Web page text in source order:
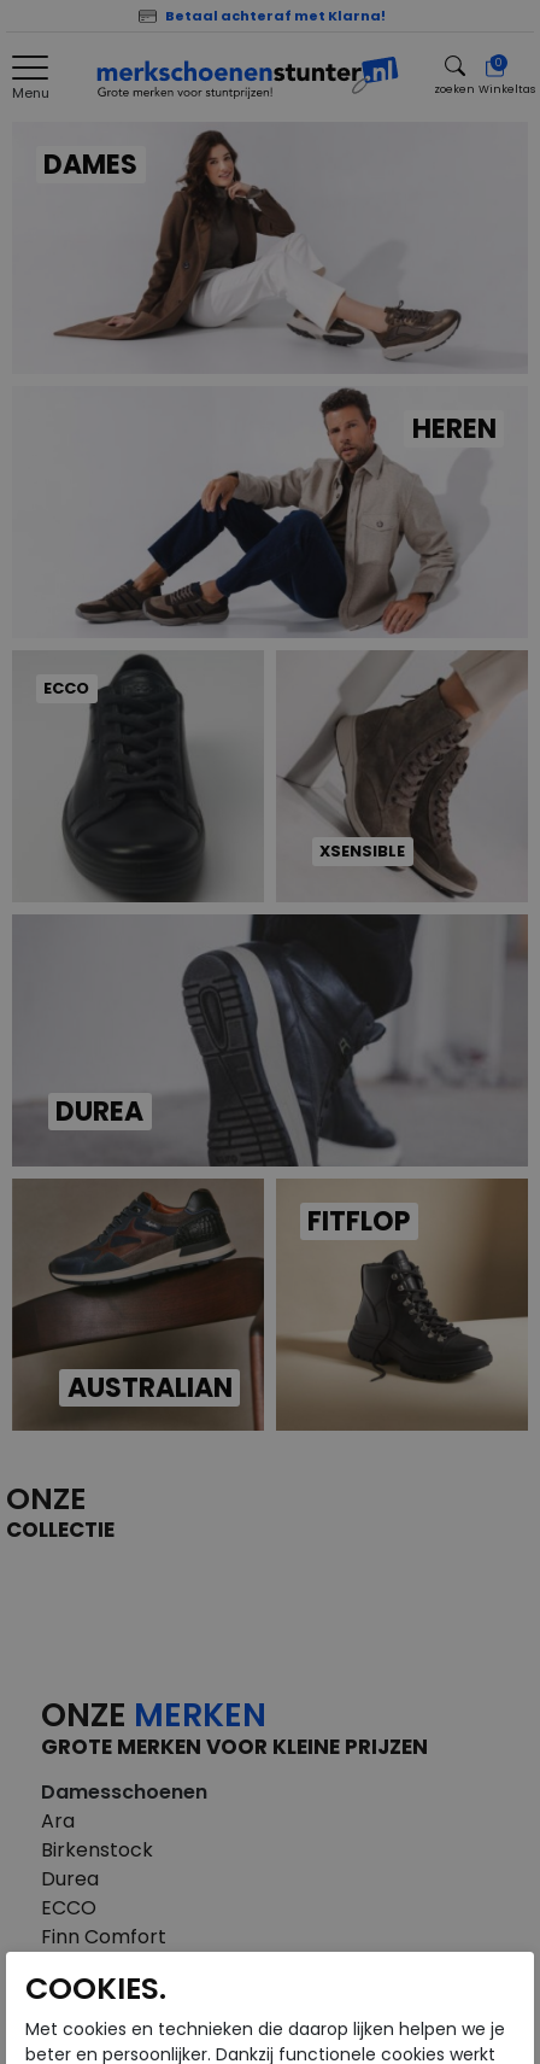
Betaal achteraf met Klarna!
Menu zoeken
0
Winkeltas
DAMES
HEREN
ECCO
XSENSIBLE
DUREA
AUSTRALIAN
FITFLOP
ONZE
COLLECTIE
ONZE MERKEN
GROTE MERKEN VOOR KLEINE PRIJZEN
Damesschoenen
Ara
Birkenstock
Durea
ECCO
Finn Comfort
Gabor
Piedi Nudi
Pikolinos
COOKIES.
Met cookies en technieken die daarop lijken helpen we je
beter en persoonlijker. Dankzij functionele cookies werkt